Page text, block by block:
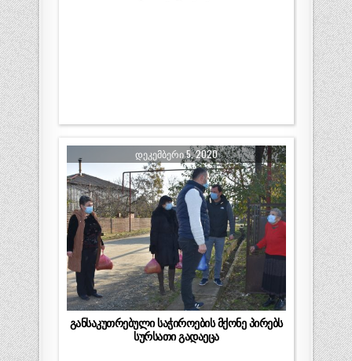
ᲓᲔᲙᲔᲛᲑᲔᲠᲘ 5, 2020
განსაკუთრებული საჭიროების მქონე პირებს
სურსათი გადაეცა